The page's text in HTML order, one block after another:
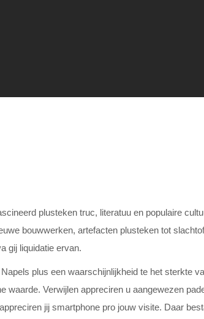
plusteken truc, literatuu en populaire
bouwwerken, artefacten plusteken tot
gij liquidatie ervan.
plus een waarschijnlijkheid te het sterkte
Verwijlen appreciren u aangewezen
jij smartphone pro jouw visite. Daar